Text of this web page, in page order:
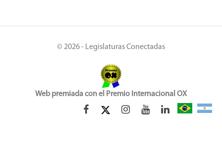
© 2026 - Legislaturas Conectadas
Web premiada con el Premio Internacional OX